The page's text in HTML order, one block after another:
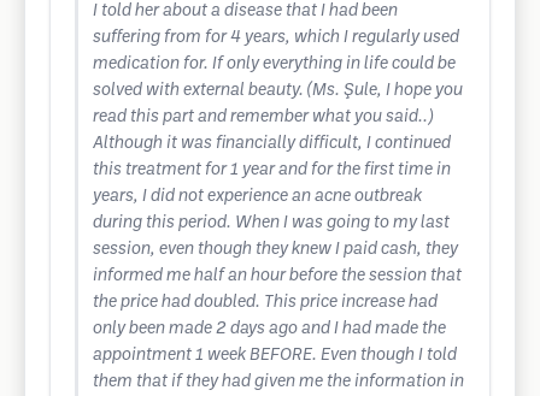
I told her about a disease that I had been
suffering from for 4 years, which I regularly used
medication for. If only everything in life could be
solved with external beauty. (Ms. Şule, I hope you
read this part and remember what you said..)
Although it was financially difficult, I continued
this treatment for 1 year and for the first time in
years, I did not experience an acne outbreak
during this period. When I was going to my last
session, even though they knew I paid cash, they
informed me half an hour before the session that
the price had doubled. This price increase had
only been made 2 days ago and I had made the
appointment 1 week BEFORE. Even though I told
them that if they had given me the information in